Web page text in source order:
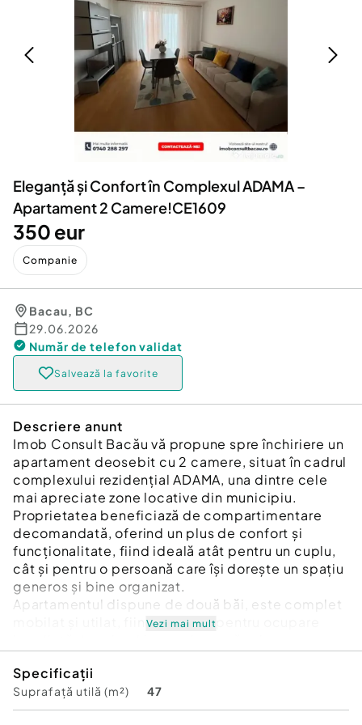
Animale de companie
Afaceri și echipamente profesionale
Inchiriere Bunuri si Vehicule
Utilaje agricole si industriale
Piese auto si accesorii
Dacia Duster
Eleganță și Confort în Complexul ADAMA –
Apartament 2 Camere!CE1609
350 eur
Companie
Bacau, BC
29.06.2026
Număr de telefon validat
Salvează la favorite
Descriere anunt
Imob Consult Bacău vă propune spre închiriere un
apartament deosebit cu 2 camere, situat în cadrul
complexului rezidențial ADAMA, una dintre cele
mai apreciate zone locative din municipiu.
Proprietatea beneficiază de compartimentare
decomandată, oferind un plus de confort și
funcționalitate, fiind ideală atât pentru un cuplu,
cât și pentru o persoană care își dorește un spațiu
generos și bine organizat.
Apartamentul dispune de două băi, este complet
mobilat și utilat, fiind pregătit pentru ocupare
atent alese pentru a crea un cadru elegant și
primitor.
Poziționarea excelentă în blocul ADAMA asigură
Vezi mai mult
Specificații
Suprafață utilă (m²) 47